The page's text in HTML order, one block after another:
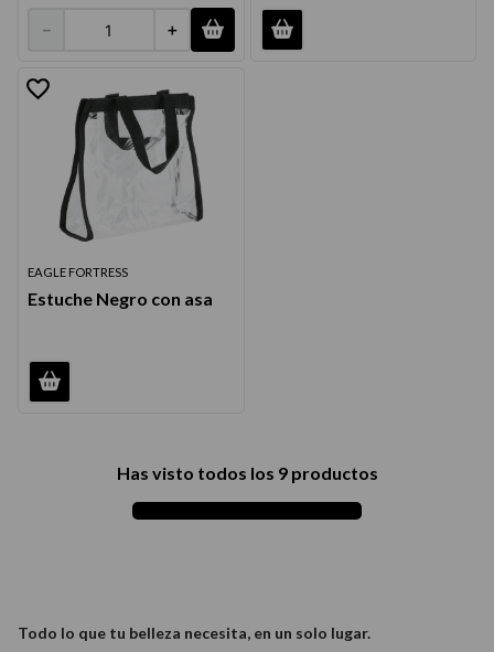
＋
－
EAGLE FORTRESS
Estuche Negro con asa
Has visto todos los 9productos
Todo lo que tu belleza necesita, en un solo lugar.